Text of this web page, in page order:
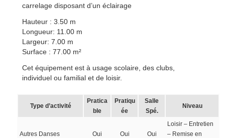
carrelage disposant d’un éclairage
Hauteur : 3.50 m
Longueur: 11.00 m
Largeur: 7.00 m
Surface : 77.00 m²
Cet équipement est à usage scolaire, des clubs,
individuel ou familial et de loisir.
Type d’activité
Pratica
ble
Pratiqu
ée
Salle
Spé.
Niveau
Autres Danses Oui Oui Oui
Loisir – Entretien
– Remise en